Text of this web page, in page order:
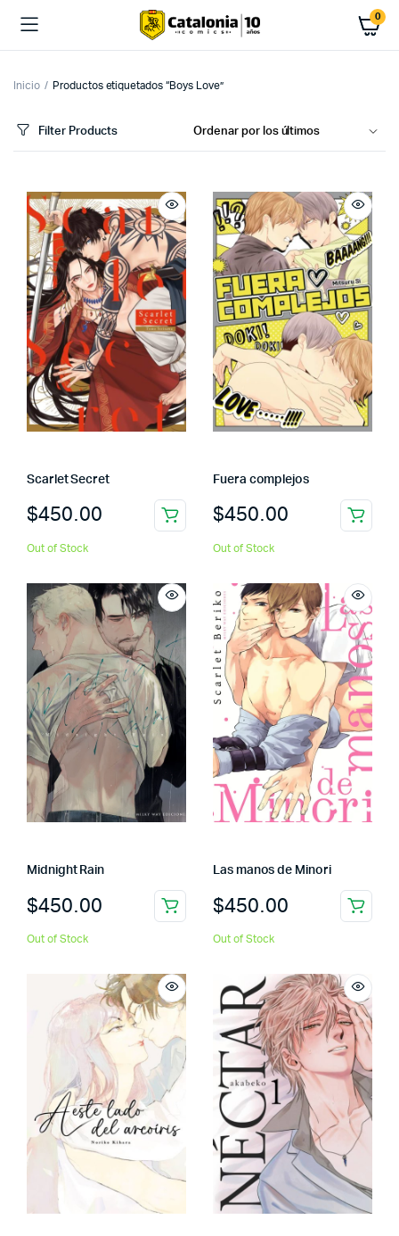
0
Inicio Productos etiquetados “Boys Love”
Filter Products
Scarlet Secret
$450.00
Out of Stock
Fuera complejos
$450.00
Out of Stock
Midnight Rain
$450.00
Out of Stock
Las manos de Minori
$450.00
Out of Stock